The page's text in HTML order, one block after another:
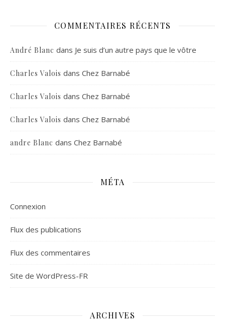
COMMENTAIRES RÉCENTS
André Blanc dans Je suis d’un autre pays que le vôtre
Charles Valois dans Chez Barnabé
Charles Valois dans Chez Barnabé
Charles Valois dans Chez Barnabé
andre Blanc dans Chez Barnabé
MÉTA
Connexion
Flux des publications
Flux des commentaires
Site de WordPress-FR
ARCHIVES